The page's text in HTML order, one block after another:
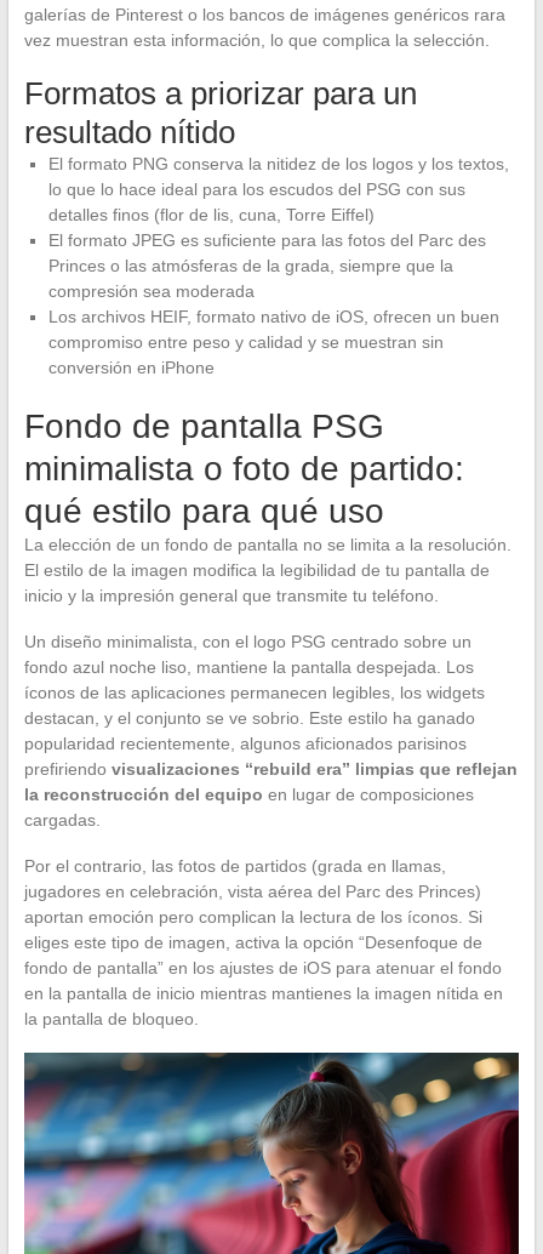
galerías de Pinterest o los bancos de imágenes genéricos rara
vez muestran esta información, lo que complica la selección.
Formatos a priorizar para un
resultado nítido
El formato PNG conserva la nitidez de los logos y los textos,
lo que lo hace ideal para los escudos del PSG con sus
detalles finos (flor de lis, cuna, Torre Eiffel)
El formato JPEG es suficiente para las fotos del Parc des
Princes o las atmósferas de la grada, siempre que la
compresión sea moderada
Los archivos HEIF, formato nativo de iOS, ofrecen un buen
compromiso entre peso y calidad y se muestran sin
conversión en iPhone
Fondo de pantalla PSG
minimalista o foto de partido:
qué estilo para qué uso
La elección de un fondo de pantalla no se limita a la resolución.
El estilo de la imagen modifica la legibilidad de tu pantalla de
inicio y la impresión general que transmite tu teléfono.
Un diseño minimalista, con el logo PSG centrado sobre un
fondo azul noche liso, mantiene la pantalla despejada. Los
íconos de las aplicaciones permanecen legibles, los widgets
destacan, y el conjunto se ve sobrio. Este estilo ha ganado
popularidad recientemente, algunos aficionados parisinos
prefiriendo visualizaciones “rebuild era” limpias que reflejan
la reconstrucción del equipo en lugar de composiciones
cargadas.
Por el contrario, las fotos de partidos (grada en llamas,
jugadores en celebración, vista aérea del Parc des Princes)
aportan emoción pero complican la lectura de los íconos. Si
eliges este tipo de imagen, activa la opción “Desenfoque de
fondo de pantalla” en los ajustes de iOS para atenuar el fondo
en la pantalla de inicio mientras mantienes la imagen nítida en
la pantalla de bloqueo.